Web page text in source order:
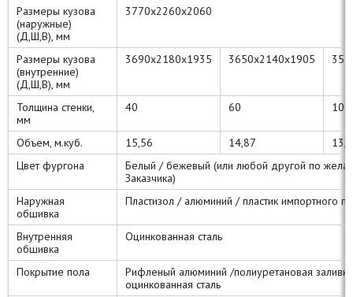
Размеры кузова
(наружные)
(Д,Ш,В), мм
3770х2260х2060
Размеры кузова
(внутренние)
(Д,Ш,В), мм
3690х2180х1935 3650х2140х1905
Толщина стенки,
мм
40 60 100
Объем, м.куб. 15,56 14,87
Цвет фургона
Белый / бежевый (или любой другой по
Заказчика)
Наружная
обшивка
Пластизол / алюминий / пластик импортного
Внутренняя
обшивка
Оцинкованная сталь
Покрытие пола
Рифленый алюминий /полиуретановая
оцинкованная сталь